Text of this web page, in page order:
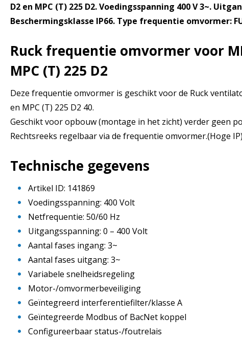
D2 en MPC (T) 225 D2. Voedingsspanning 400 V 3~.
Beschermingsklasse IP66. Type frequentie omvormer:
Ruck frequentie omvormer voor
MPC (T) 225 D2
Deze frequentie omvormer is geschikt voor de Ruck
en MPC (T) 225 D2 40.
Geschikt voor opbouw (montage in het zicht) verder geen
Rechtsreeks regelbaar via de frequentie omvormer.(Hoge IP)
Technische gegevens
Artikel ID: 141869
Voedingsspanning: 400 Volt
Netfrequentie: 50/60 Hz
Uitgangsspanning: 0 – 400 Volt
Aantal fases ingang: 3~
Aantal fases uitgang: 3~
Variabele snelheidsregeling
Motor-/omvormerbeveiliging
Geïntegreerd interferentiefilter/klasse A
Geïntegreerde Modbus of BacNet koppel
Configureerbaar status-/foutrelais